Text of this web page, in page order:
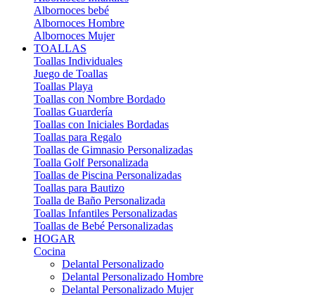
Albornoces bebé
Albornoces Hombre
Albornoces Mujer
TOALLAS
Toallas Individuales
Juego de Toallas
Toallas Playa
Toallas con Nombre Bordado
Toallas Guardería
Toallas con Iniciales Bordadas
Toallas para Regalo
Toallas de Gimnasio Personalizadas
Toalla Golf Personalizada
Toallas de Piscina Personalizadas
Toallas para Bautizo
Toalla de Baño Personalizada
Toallas Infantiles Personalizadas
Toallas de Bebé Personalizadas
HOGAR
Cocina
Delantal Personalizado
Delantal Personalizado Hombre
Delantal Personalizado Mujer